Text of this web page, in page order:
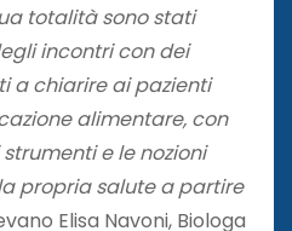
totalità sono stati
incontri con dei
a chiarire ai pazienti
alimentare, con
e le nozioni
propria salute a partire
Elisa Navoni, Biologa